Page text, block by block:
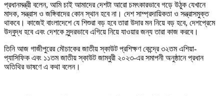
প্রধানমন্ত্রী বলেন, আমি চাই আমাদের দেশটা আরো চমৎকারভাবে গড়ে উঠুক যেখানে
মাদক, সন্ত্রাস ও জঙ্গিবাদের কোন স্থান হবে না। দেশ সাম্প্রদায়িকতা ও সন্ত্রাসমুক্ত
থাকবে। কাজেই বাংলাদেশে যে শিশুরা বড় হবে তারা উদার মন নিয়ে বড় হবে, দেশপ্রেমে
উদ্বুদ্ধ হবে এবং দেশকে সুন্দরভাবে এগিয়ে নিয়ে যাওয়ার জন্য তারা কাজ করবে।
তিনি আজ গাজীপুরের মৌচাকের জাতীয় স্কাউট প্রশিক্ষণ কেন্দ্রে ৩২তম এশিয়া-
প্যাসিফিক এবং ১১তম জাতীয় স্কাউট জাম্বুরী ২০২৩-এর সমাপনী অনুষ্ঠানে প্রধান
অতিথির ভাষণে এ কথা বলেন।